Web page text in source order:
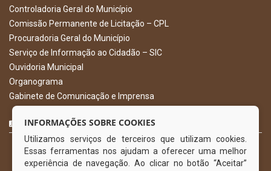
Controladoria Geral do Município
Comissão Permanente de Licitação – CPL
Procuradoria Geral do Município
Serviço de Informação ao Cidadão – SIC
Ouvidoria Municipal
Organograma
Gabinete de Comunicação e Imprensa
CURTA NOSSA FAN PAGE
INFORMAÇÕES SOBRE COOKIES
Utilizamos serviços de terceiros que utilizam cookies.
Essas ferramentas nos ajudam a oferecer uma melhor
experiência de navegação. Ao clicar no botão “Aceitar”